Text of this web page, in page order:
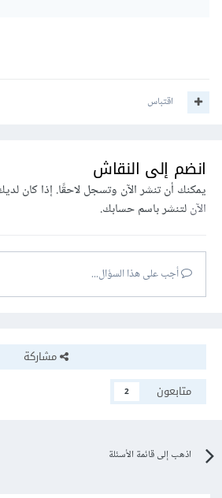
اقتباس
انضم إلى النقاش
يمكنك أن تنشر الآن وتسجل لاحقًا. إذا كان
الآنلتنشر باسم حسابك.
أجب على هذا السؤال...
مشاركة
متابعون
2
اذهب إلى قائمة الأسئلة